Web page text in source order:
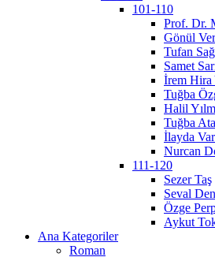
101-110
Prof. Dr.
Gönül
Tufan
Samet
İrem Hira
Tuğba
Halil
Tuğba
İlayda
Nurcan
111-120
Sezer Taş
Seval
Özge
Aykut
Ana Kategoriler
Roman